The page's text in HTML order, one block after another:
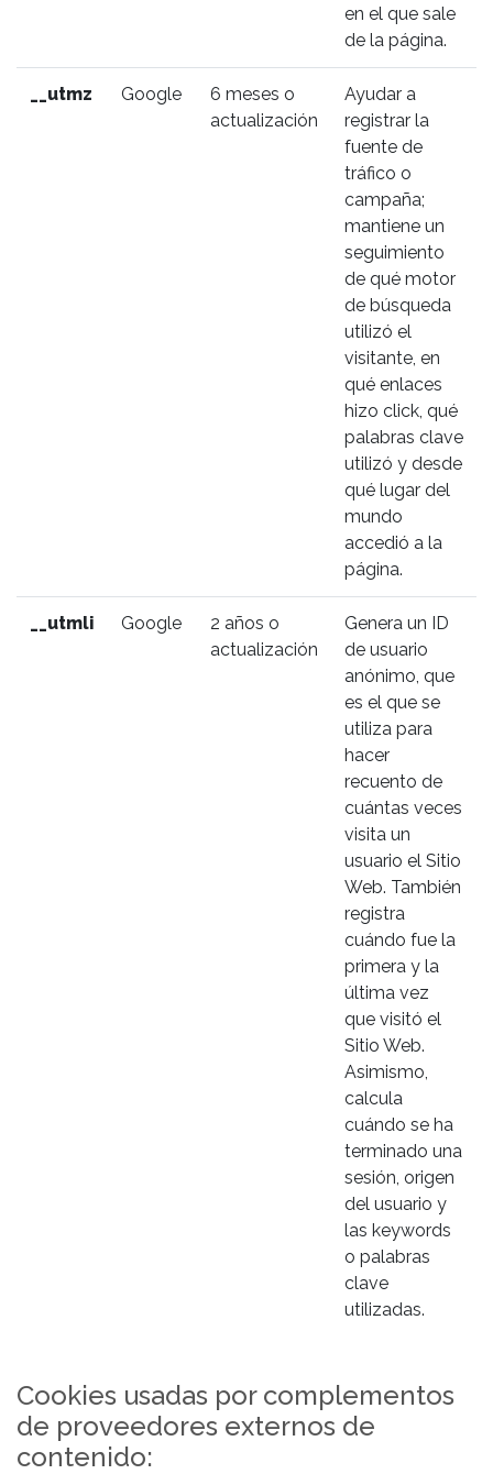
en el que sale
de la página.
__utmz Google
6 meses o
actualización
Ayudar a
registrar la
fuente de
tráfico o
campaña;
mantiene un
seguimiento
de qué motor
de búsqueda
utilizó el
visitante, en
qué enlaces
hizo click, qué
palabras clave
utilizó y desde
qué lugar del
mundo
accedió a la
página.
__utmli Google
2 años o
actualización
Genera un ID
de usuario
anónimo, que
es el que se
utiliza para
hacer
recuento de
cuántas veces
visita un
usuario el Sitio
Web. También
registra
cuándo fue la
primera y la
última vez
que visitó el
Sitio Web.
Asimismo,
calcula
cuándo se ha
terminado una
sesión, origen
del usuario y
las keywords
o palabras
clave
utilizadas.
Cookies usadas por complementos
de proveedores externos de
contenido: